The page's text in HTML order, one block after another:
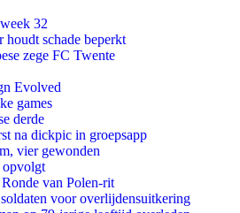
32
houdt schade beperkt
zege FC Twente
Evolved
games
derde
na dickpic in groepsapp
vier gewonden
opvolgt
van Polen-rit
voor overlijdensuitkering